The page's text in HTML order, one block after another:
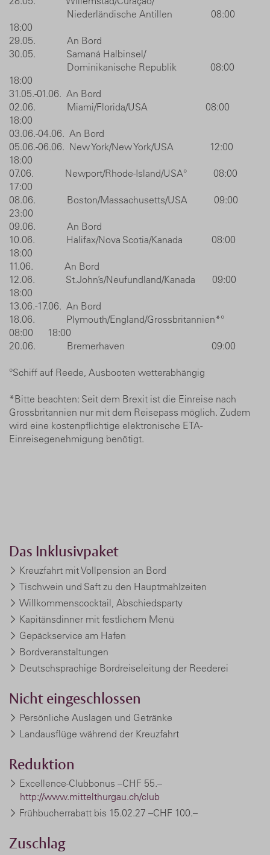
Niederländische Antillen 08:00
18:00
29.05. An Bord
30.05. Samaná Halbinsel/
Dominikanische Republik 08:00
18:00
31.05.-01.06. An Bord
02.06. Miami/Florida/USA 08:00
18:00
03.06.-04.06. An Bord
05.06.-06.06. New York/New York/USA 12:00
18:00
07.06. Newport/Rhode-Island/USA° 08:00
17:00
08.06. Boston/Massachusetts/USA 09:00
23:00
09.06. An Bord
10.06. Halifax/Nova Scotia/Kanada 08:00
18:00
11.06. An Bord
12.06. St.John’s/Neufundland/Kanada 09:00
18:00
13.06.-17.06. An Bord
18.06. Plymouth/England/Grossbritannien*°
08:00 18:00
20.06. Bremerhaven 09:00
°Schiff auf Reede, Ausbooten wetterabhängig
*Bitte beachten: Seit dem Brexit ist die Einreise nach
Grossbritannien nur mit dem Reisepass möglich. Zudem
wird eine kostenpflichtige elektronische ETA-
Einreisegenehmigung benötigt.
Das Inklusivpaket
Kreuzfahrt mit Vollpension an Bord
Tischwein und Saft zu den Hauptmahlzeiten
Willkommenscocktail, Abschiedsparty
Kapitänsdinner mit festlichem Menü
Gepäckservice am Hafen
Bordveranstaltungen
Deutschsprachige Bordreiseleitung der Reederei
Nicht eingeschlossen
Persönliche Auslagen und Getränke
Landausflüge während der Kreuzfahrt
Reduktion
Excellence-Clubbonus –CHF 55.–
http://www.mittelthurgau.ch/club
Frühbucherrabatt bis 15.02.27 –CHF 100.–
Zuschlag